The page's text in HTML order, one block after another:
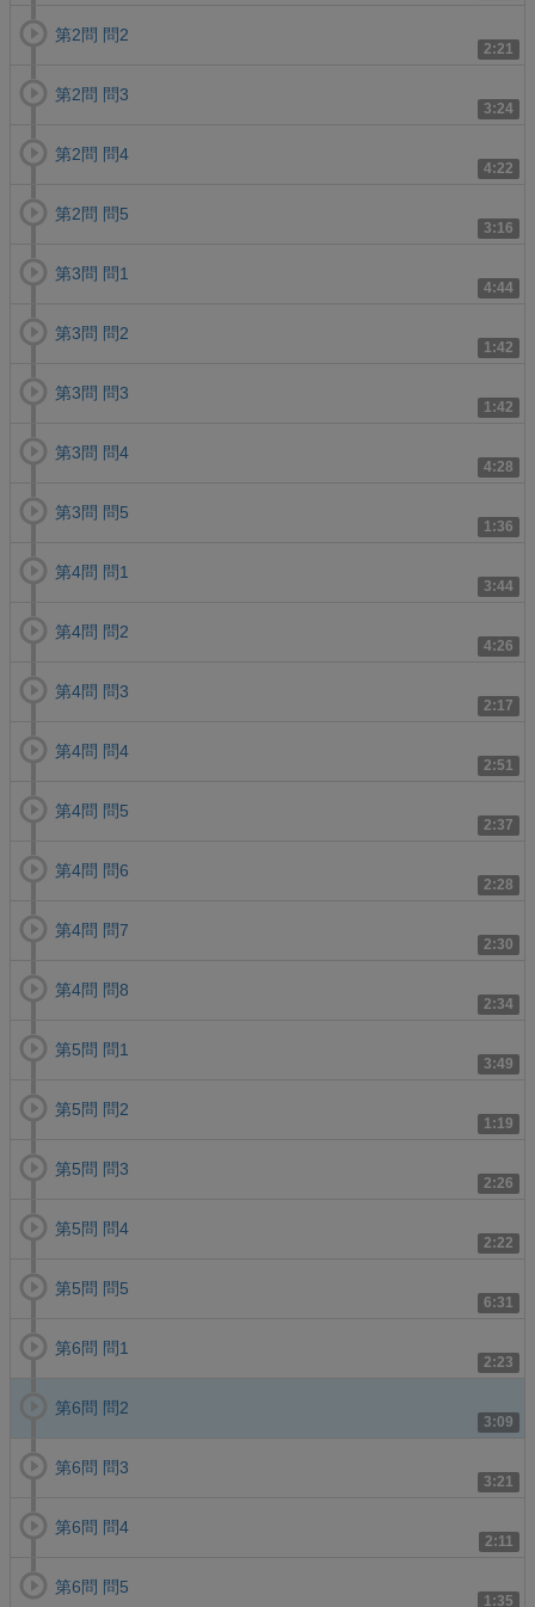
2:21
第2問 問2
3:24
第2問 問3
4:22
第2問 問4
3:16
第2問 問5
4:44
第3問 問1
1:42
第3問 問2
1:42
第3問 問3
4:28
第3問 問4
1:36
第3問 問5
3:44
第4問 問1
4:26
第4問 問2
2:17
第4問 問3
2:51
第4問 問4
2:37
第4問 問5
2:28
第4問 問6
2:30
第4問 問7
2:34
第4問 問8
3:49
第5問 問1
1:19
第5問 問2
2:26
第5問 問3
2:22
第5問 問4
6:31
第5問 問5
2:23
第6問 問1
3:09
第6問 問2
3:21
第6問 問3
2:11
第6問 問4
1:35
第6問 問5